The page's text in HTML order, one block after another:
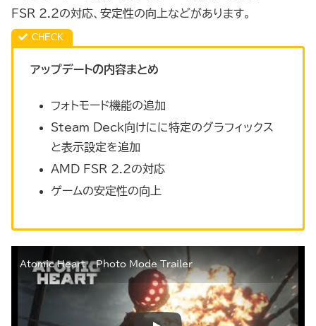
FSR 2.2の対応、安定性の向上などがあります。
アップデートの内容まとめ
フォトモード機能の追加
Steam Deck向けにに特定のグラフィックス
と表示設定を追加
AMD FSR 2.2の対応
ゲームの安定性の向上
Atomic Heart – Photo Mode Trailer